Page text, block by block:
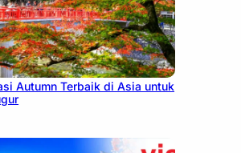
Autumn Terbaik di Asia untuk